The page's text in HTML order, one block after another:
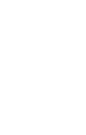
１名を選出。
行い優勝を決める！